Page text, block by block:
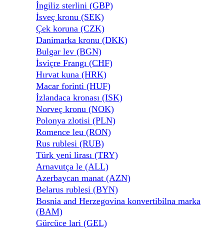
İngiliz sterlini (GBP)
İsveç kronu (SEK)
Çek koruna (CZK)
Danimarka kronu (DKK)
Bulgar lev (BGN)
İsviçre Frangı (CHF)
Hırvat kuna (HRK)
Macar forinti (HUF)
İzlandaca kronası (ISK)
Norveç kronu (NOK)
Polonya zlotisi (PLN)
Romence leu (RON)
Rus rublesi (RUB)
Türk yeni lirası (TRY)
Arnavutça le (ALL)
Azerbaycan manat (AZN)
Belarus rublesi (BYN)
Bosnia and Herzegovina konvertibilna marka
(BAM)
Gürcüce lari (GEL)